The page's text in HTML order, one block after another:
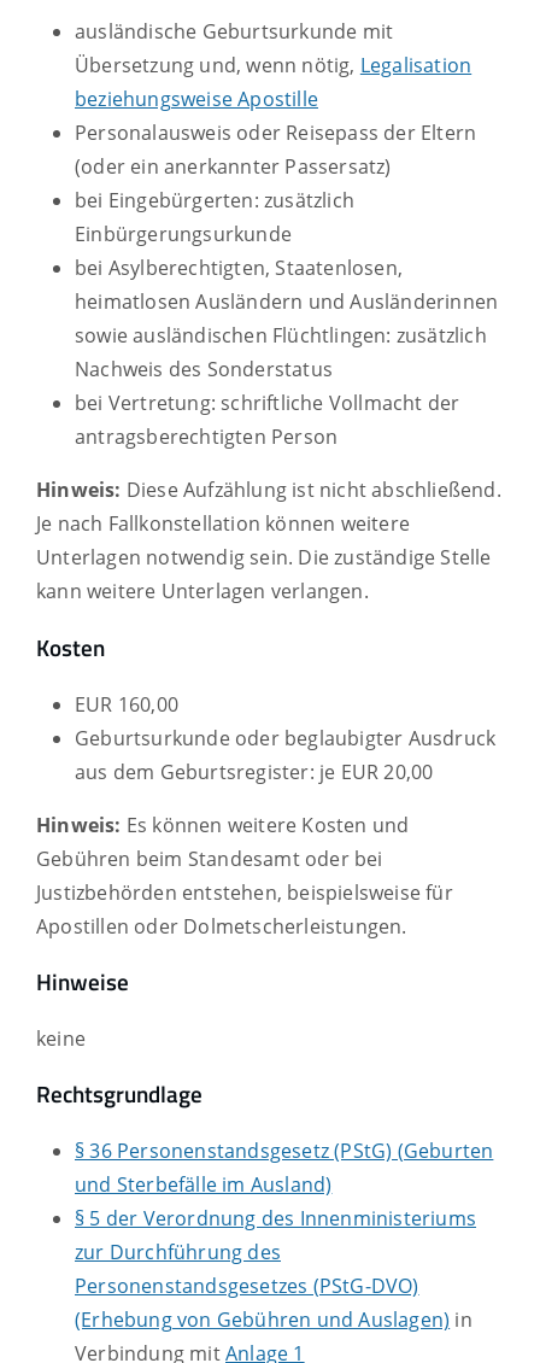
ausländische Geburtsurkunde mit
Übersetzung und, wenn nötig, Legalisation
beziehungsweise Apostille
Personalausweis oder Reisepass der Eltern
(oder ein anerkannter Passersatz)
bei Eingebürgerten: zusätzlich
Einbürgerungsurkunde
bei Asylberechtigten, Staatenlosen,
heimatlosen Ausländern und Ausländerinnen
sowie ausländischen Flüchtlingen: zusätzlich
Nachweis des Sonderstatus
bei Vertretung: schriftliche Vollmacht der
antragsberechtigten Person
Hinweis: Diese Aufzählung ist nicht abschließend.
Je nach Fallkonstellation können weitere
Unterlagen notwendig sein. Die zuständige Stelle
kann weitere Unterlagen verlangen.
Kosten
EUR 160,00
Geburtsurkunde oder beglaubigter Ausdruck
aus dem Geburtsregister: je EUR 20,00
Hinweis: Es können weitere Kosten und
Gebühren beim Standesamt oder bei
Justizbehörden entstehen, beispielsweise für
Apostillen oder Dolmetscherleistungen.
Hinweise
keine
Rechtsgrundlage
§ 36 Personenstandsgesetz (PStG) (Geburten
und Sterbefälle im Ausland)
§ 5 der Verordnung des Innenministeriums
zur Durchführung des
Personenstandsgesetzes (PStG-DVO)
(Erhebung von Gebühren und Auslagen) in
Verbindung mitAnlage 1